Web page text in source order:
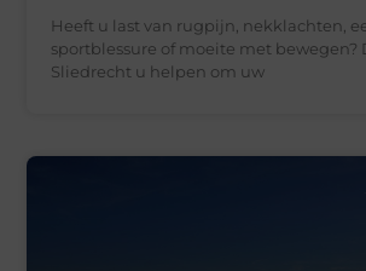
Heeft u last van rugpijn, nekklachten,
sportblessure of moeite met bewegen?
Sliedrecht u helpen om uw